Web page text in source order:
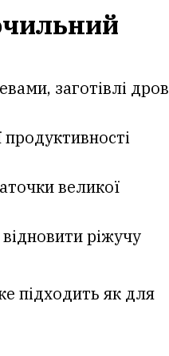
заготівлі дров
великої
ріжучу
підходить як для